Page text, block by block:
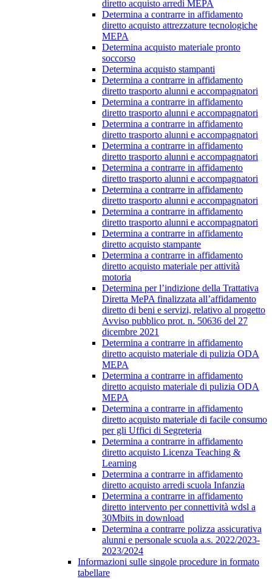
diretto acquisto arredi MEPA
Determina a contrarre in affidamento
diretto acquisto attrezzature tecnologiche
MEPA
Determina acquisto materiale pronto
soccorso
Determina acquisto stampanti
Determina a contrarre in affidamento
diretto trasporto alunni e accompagnatori
Determina a contrarre in affidamento
diretto trasporto alunni e accompagnatori
Determina a contrarre in affidamento
diretto trasporto alunni e accompagnatori
Determina a contrarre in affidamento
diretto trasporto alunni e accompagnatori
Determina a contrarre in affidamento
diretto trasporto alunni e accompagnatori
Determina a contrarre in affidamento
diretto trasporto alunni e accompagnatori
Determina a contrarre in affidamento
diretto trasporto alunni e accompagnatori
Determina a contrarre in affidamento
diretto acquisto stampante
Determina a contrarre in affidamento
diretto acquisto materiale per attività
motoria
Determina per l’indizione della Trattativa
Diretta MePA finalizzata all’affidamento
diretto di beni e servizi, relativo al progetto
Avviso pubblico prot. n. 50636 del 27
dicembre 2021
Determina a contrarre in affidamento
diretto acquisto materiale di pulizia ODA
MEPA
Determina a contrarre in affidamento
diretto acquisto materiale di pulizia ODA
MEPA
Determina a contrarre in affidamento
diretto acquisto materiale di facile consumo
per gli Uffici di Segreteria
Determina a contrarre in affidamento
diretto acquisto Licenza Teaching &
Learning
Determina a contrarre in affidamento
diretto acquisto arredi scuola Infanzia
Determina a contrarre in affidamento
diretto intervento per connettività wdsl a
30Mbits in download
Determina a contrarre polizza assicurativa
alunni e personale scuola a.s. 2022/2023-
2023/2024
Informazioni sulle singole procedure in formato
tabellare